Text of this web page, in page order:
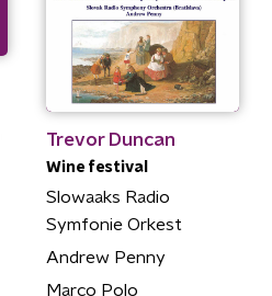
Trevor Duncan
Wine festival
Slowaaks Radio
Symfonie Orkest
Andrew Penny
Marco Polo